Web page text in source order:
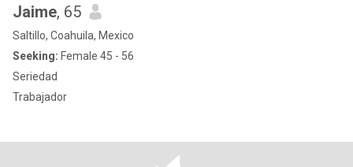
Jaime, 65
Saltillo, Coahuila, Mexico
Seeking: Female 45 - 56
Seriedad
Trabajador